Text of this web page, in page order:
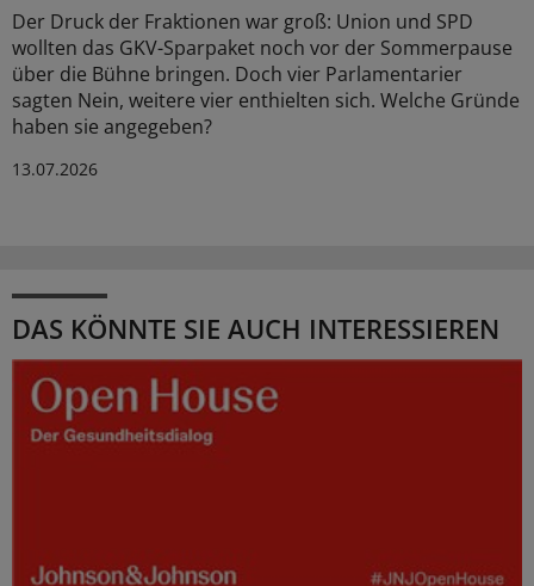
Der Druck der Fraktionen war groß: Union und SPD
wollten das GKV-Sparpaket noch vor der Sommerpause
über die Bühne bringen. Doch vier Parlamentarier
sagten Nein, weitere vier enthielten sich. Welche Gründe
haben sie angegeben?
13.07.2026
DAS KÖNNTE SIE AUCH INTERESSIEREN